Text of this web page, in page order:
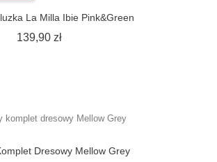
La Milla Ibie Pink&Green
139,90 złCena
Dresowy Mellow Grey